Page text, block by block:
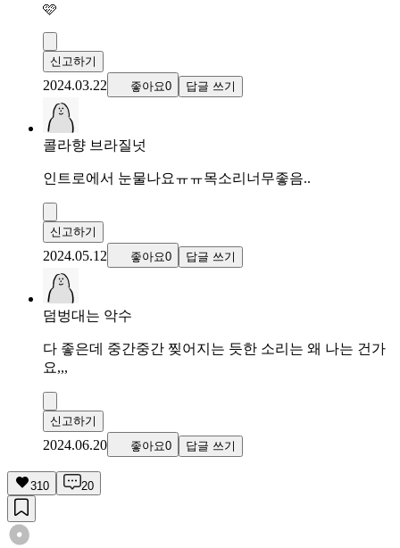
🩷
신고하기
2024.03.22 좋아요0 답글 쓰기
콜라향 브라질넛
인트로에서 눈물나요ㅠㅠ목소리너무좋음..
신고하기
2024.05.12 좋아요0 답글 쓰기
덤벙대는 악수
다 좋은데 중간중간 찢어지는 듯한 소리는 왜 나는 건가
요,,,
신고하기
2024.06.20 좋아요0 답글 쓰기
310 20